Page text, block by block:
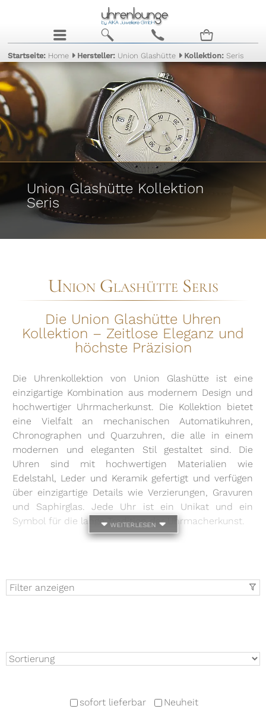
j b c n
Startseite: Home Hersteller: Union Glashütte Kollektion:Seris
Union Glashütte Kollektion
Seris
Union Glashütte Seris
Die Union Glashütte Uhren
Kollektion – Zeitlose Eleganz und
höchste Präzision
Die Uhrenkollektion von Union Glashütte ist eine
einzigartige Kombination aus modernem Design und
hochwertiger Uhrmacherkunst. Die Kollektion bietet
eine Vielfalt an mechanischen Automatikuhren,
Chronographen und Quarzuhren, die alle in einem
modernen und eleganten Stil gestaltet sind. Die
Uhren sind mit hochwertigen Materialien wie
Edelstahl, Leder und Keramik gefertigt und verfügen
über einzigartige Details wie Verzierungen, Gravuren
und Saphirglas. Jede Uhr ist ein Unikat und ein
Symbol für die lange Tradition der Uhrmacherkunst.
weiterlesen
t
Filter anzeigen
sofort lieferbar Neuheit